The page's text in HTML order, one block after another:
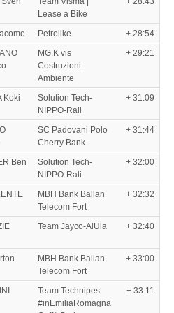
Lease a Bike
Petrolike
+ 28:54
MG.K vis
Costruzioni
Ambiente
+ 29:21
Koki
Solution Tech-
NIPPO-Rali
+ 31:09
SC Padovani Polo
Cherry Bank
+ 31:44
Ben
Solution Tech-
NIPPO-Rali
+ 32:00
MBH Bank Ballan
Telecom Fort
+ 32:32
Team Jayco-AlUla + 32:40
MBH Bank Ballan
Telecom Fort
+ 33:00
Team Technipes
#inEmiliaRomagna
+ 33:11